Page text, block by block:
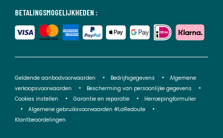
BETALINGSMOGELIJKHEDEN :
Geldende aanbodvoorwaarden Bedrijfsgegevens
Algemene
verkoopsvoorwaarden
Bescherming van persoonlijke gegevens
Cookies instellen
Garantie en reparatie
Herroepingformulier
Algemene gebruiksvoorwaarden #LaRedoute
Klantbeoordelingen